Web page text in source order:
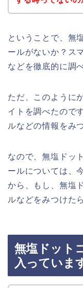
ということで、無
ールがないか？ス
などを徹底的に調
ただ、このように
イトを調べたので
ルなどの情報をみ
なので、無塩ドッ
ールについては、
から、もし、無塩
ルなどをみつけた
無塩ドット
入っていま